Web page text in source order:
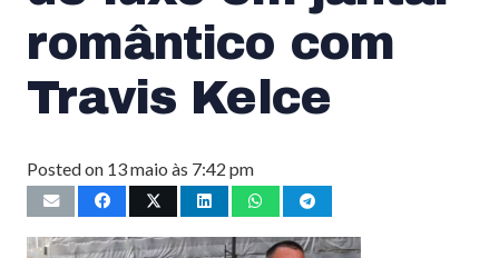
romântico com
Travis Kelce
Posted on 13 maio às 7:42 pm